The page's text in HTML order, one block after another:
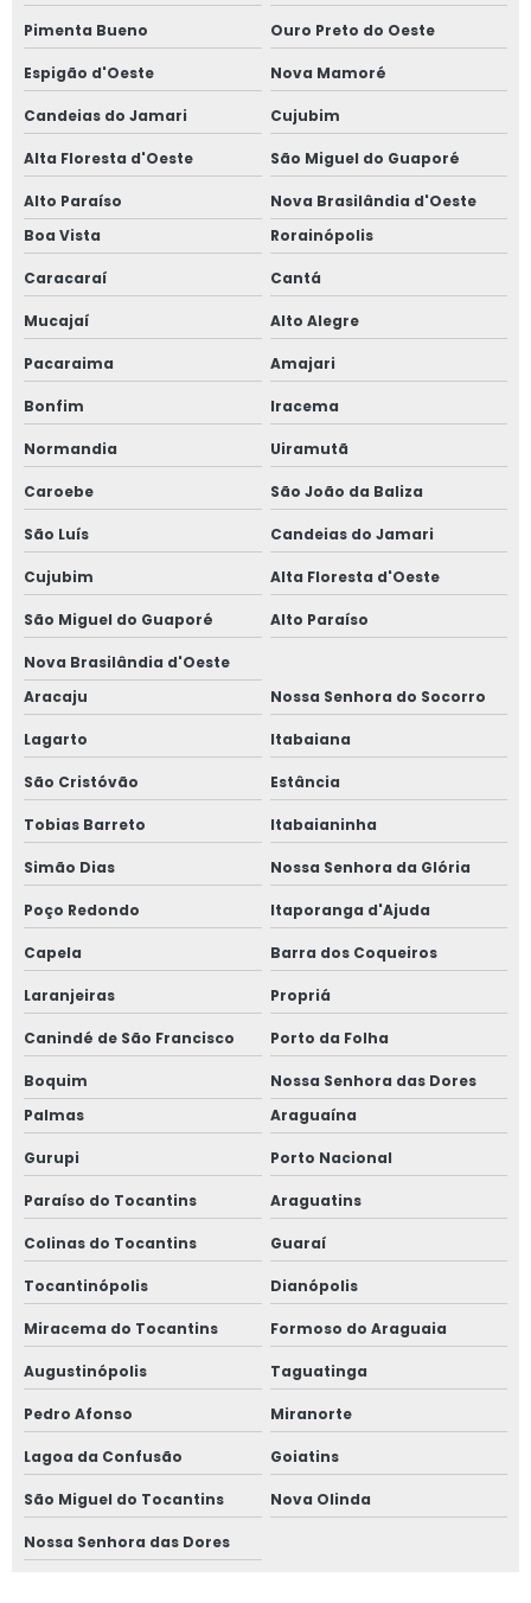
Pimenta Bueno Ouro Preto do Oeste
Espigão d'Oeste Nova Mamoré
Candeias do Jamari Cujubim
Alta Floresta d'Oeste São Miguel do Guaporé
Alto Paraíso
Nova Brasilândia d'Oeste
Boa Vista
Rorainópolis
Caracaraí Cantá
Mucajaí Alto Alegre
Pacaraima Amajari
Bonfim Iracema
Normandia Uiramutã
Caroebe São João da Baliza
São Luís Candeias do Jamari
Cujubim Alta Floresta d'Oeste
São Miguel do Guaporé Alto Paraíso
Nova Brasilândia d'Oeste
Aracaju
Nossa Senhora do Socorro
Lagarto Itabaiana
São Cristóvão Estância
Tobias Barreto Itabaianinha
Simão Dias Nossa Senhora da Glória
Poço Redondo Itaporanga d'Ajuda
Capela Barra dos Coqueiros
Laranjeiras Propriá
Canindé de São Francisco Porto da Folha
Boquim
Nossa Senhora das Dores
Palmas
Araguaína
Gurupi Porto Nacional
Paraíso do Tocantins Araguatins
Colinas do Tocantins Guaraí
Tocantinópolis Dianópolis
Miracema do Tocantins Formoso do Araguaia
Augustinópolis Taguatinga
Pedro Afonso Miranorte
Lagoa da Confusão Goiatins
São Miguel do Tocantins Nova Olinda
Nossa Senhora das Dores